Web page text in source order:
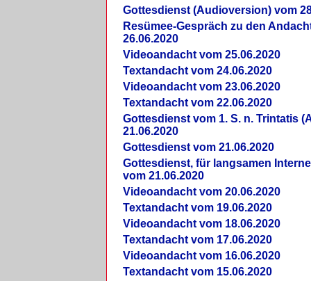
Gottesdienst (Audioversion) vom
Re­sü­mee-Gespräch zu den
26.06.2020
Videoandacht vom 25.06.2020
Textandacht vom 24.06.2020
Videoandacht vom 23.06.2020
Textandacht vom 22.06.2020
Gottesdienst vom 1. S. n. Trintatis
21.06.2020
Gottesdienst vom 21.06.2020
Gottesdienst, für langsamen
vom 21.06.2020
Videoandacht vom 20.06.2020
Textandacht vom 19.06.2020
Videoandacht vom 18.06.2020
Textandacht vom 17.06.2020
Videoandacht vom 16.06.2020
Textandacht vom 15.06.2020